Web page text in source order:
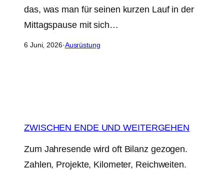
das, was man für seinen kurzen Lauf in der
Mittagspause mit sich…
6 Juni, 2026·Ausrüstung
ZWISCHEN ENDE UND WEITERGEHEN
Zum Jahresende wird oft Bilanz gezogen.
Zahlen, Projekte, Kilometer, Reichweiten.